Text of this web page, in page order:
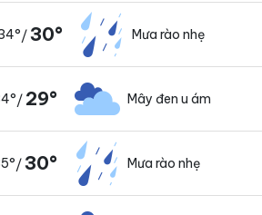
/30° Mưa rào nhẹ
/ 29° Mây đen u ám
/30° Mưa rào nhẹ